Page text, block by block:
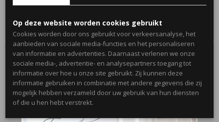
Home >Webshop>Stickers>Muurstickers Woonkamer
Muursticker Thuis een huis
OPA & OMA.
NAAM EN GEBOORTEJAAR
Op deze website worden cookies gebruikt
Cookies worden door ons gebruikt voor verkeersanalyse, het
aanbieden van sociale media-functies en het personaliseren
van informatie en advertenties. Daarnaast verlenen we onze
sociale media-, advertentie- en analysepartners toegang tot
informatie over hoe u onze site gebruikt. Zij kunnen deze
informatie gebruiken in combinatie met andere gegevens die zij
mogelijk hebben verzameld door uw gebruik van hun diensten
of die u hen hebt verstrekt.